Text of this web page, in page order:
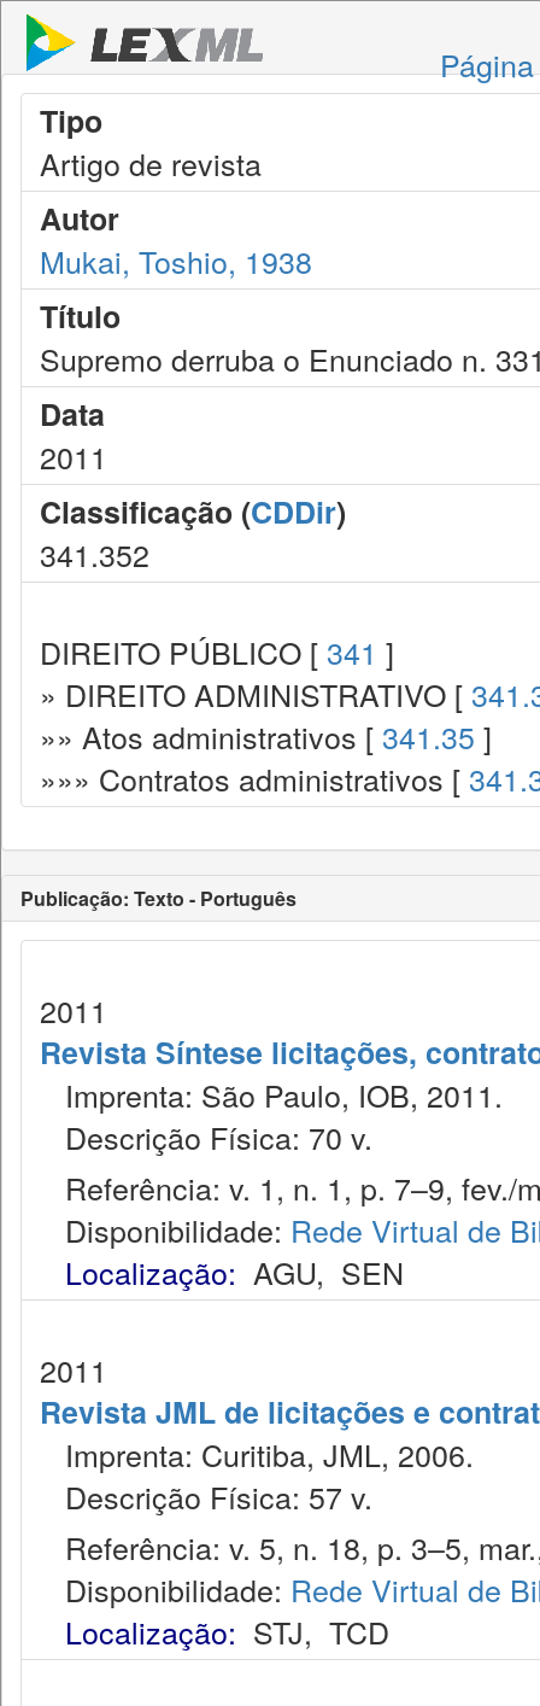
Tipo
Artigo de revista
Autor
Mukai, Toshio, 1938
Título
Supremo derruba o Enunciado n.
Data
2011
Classificação (CDDir)
341.352
DIREITO PÚBLICO [ 341 ]
» DIREITO ADMINISTRATIVO [
»» Atos administrativos [ 341.35 ]
»»» Contratos administrativos [
Publicação: Texto - Português
2011
Revista Síntese licitações,
Imprenta: São Paulo, IOB, 2011.
Descrição Física: 70 v.
Referência: v. 1, n. 1, p. 7–9, fev./
Disponibilidade: Rede Virtual de
Localização: AGU, SEN
2011
Revista JML de licitações e
Imprenta: Curitiba, JML, 2006.
Descrição Física: 57 v.
Referência: v. 5, n. 18, p. 3–5,
Disponibilidade: Rede Virtual de
Localização: STJ, TCD